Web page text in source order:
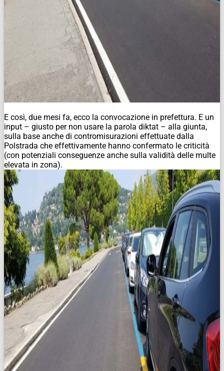
E così, due mesi fa, ecco la convocazione in prefettura. E un
input – giusto per non usare la parola diktat – alla giunta,
sulla base anche di contromisurazioni effettuate dalla
Polstrada che effettivamente hanno confermato le criticità
(con potenziali conseguenze anche sulla validità delle multe
elevata in zona).